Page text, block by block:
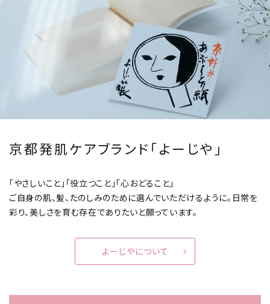
京都発肌ケアブランド「よーじや」
「やさしいこと」「役立つこと」「心おどること」
ご自身の肌、髪、たのしみのために選んでいただけるように。 日常を
彩り、美しさを育む存在でありたいと願っています。
よーじやについて